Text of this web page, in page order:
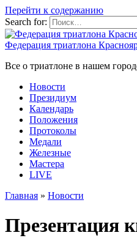
Перейти к содержанию
Search for:
Федерация триатлона
Все о триатлоне в нашем
Новости
Президиум
Календарь
Положения
Протоколы
Медали
Железные
Мастера
LIVE
Главная » Новости
Презентация